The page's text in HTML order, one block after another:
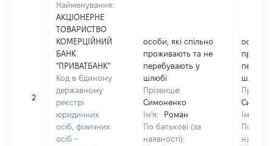
2
Найменування:
АКЦІОНЕРНЕ
ТОВАРИСТВО
КОМЕРЦІЙНИЙ
БАНК
"ПРИВАТБАНК"
Код в Єдиному
державному
реєстрі
юридичних
осіб, фізичних
осіб –
особи, які спільно
проживають та не
перебувають у
шлюбі
Прізвище:
Симоненко
Ім'я:
Роман
По батькові (за
наявності):
особи,
шлюбі
Ім'я:
По